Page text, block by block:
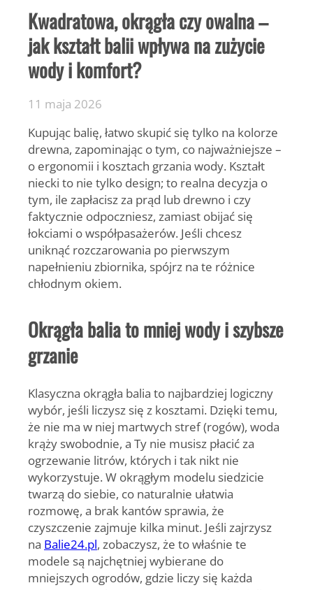
Kwadratowa, okrągła czy owalna –
jak kształt balii wpływa na zużycie
wody i komfort?
11 maja 2026
Kupując balię, łatwo skupić się tylko na kolorze
drewna, zapominając o tym, co najważniejsze –
o ergonomii i kosztach grzania wody. Kształt
niecki to nie tylko design; to realna decyzja o
tym, ile zapłacisz za prąd lub drewno i czy
faktycznie odpoczniesz, zamiast obijać się
łokciami o współpasażerów. Jeśli chcesz
uniknąć rozczarowania po pierwszym
napełnieniu zbiornika, spójrz na te różnice
chłodnym okiem.
Okrągła balia to mniej wody i szybsze
grzanie
Klasyczna okrągła balia to najbardziej logiczny
wybór, jeśli liczysz się z kosztami. Dzięki temu,
że nie ma w niej martwych stref (rogów), woda
krąży swobodnie, a Ty nie musisz płacić za
ogrzewanie litrów, których i tak nikt nie
wykorzystuje. W okrągłym modelu siedzicie
twarzą do siebie, co naturalnie ułatwia
rozmowę, a brak kantów sprawia, że
czyszczenie zajmuje kilka minut. Jeśli zajrzysz
na Balie24.pl, zobaczysz, że to właśnie te
modele są najchętniej wybierane do
mniejszych ogrodów, gdzie liczy się każda